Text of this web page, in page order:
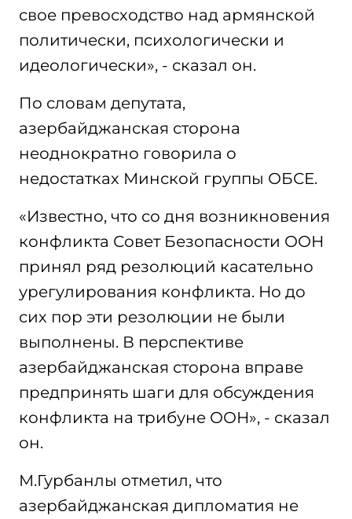
свое превосходство над армянской
политически, психологически и
идеологически», - сказал он.
По словам депутата,
азербайджанская сторона
неоднократно говорила о
недостатках Минской группы ОБСЕ.
«Известно, что со дня возникновения
конфликта Совет Безопасности ООН
принял ряд резолюций касательно
урегулирования конфликта. Но до
сих пор эти резолюции не были
выполнены. В перспективе
азербайджанская сторона вправе
предпринять шаги для обсуждения
конфликта на трибуне ООН», - сказал
он.
М.Гурбанлы отметил, что
азербайджанская дипломатия не